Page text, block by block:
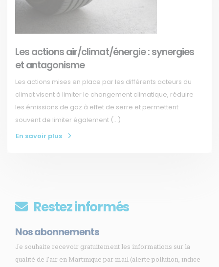
Les actions air/climat/énergie : synergies
et antagonisme
Les actions mises en place par les différents acteurs du
climat visent à limiter le changement climatique, réduire
les émissions de gaz à effet de serre et permettent
souvent de limiter également (…)
En savoir plus
Restez informés
Nos abonnements
Je souhaite recevoir gratuitement les informations sur la
qualité de l’air en Martinique par mail (alerte pollution, indice